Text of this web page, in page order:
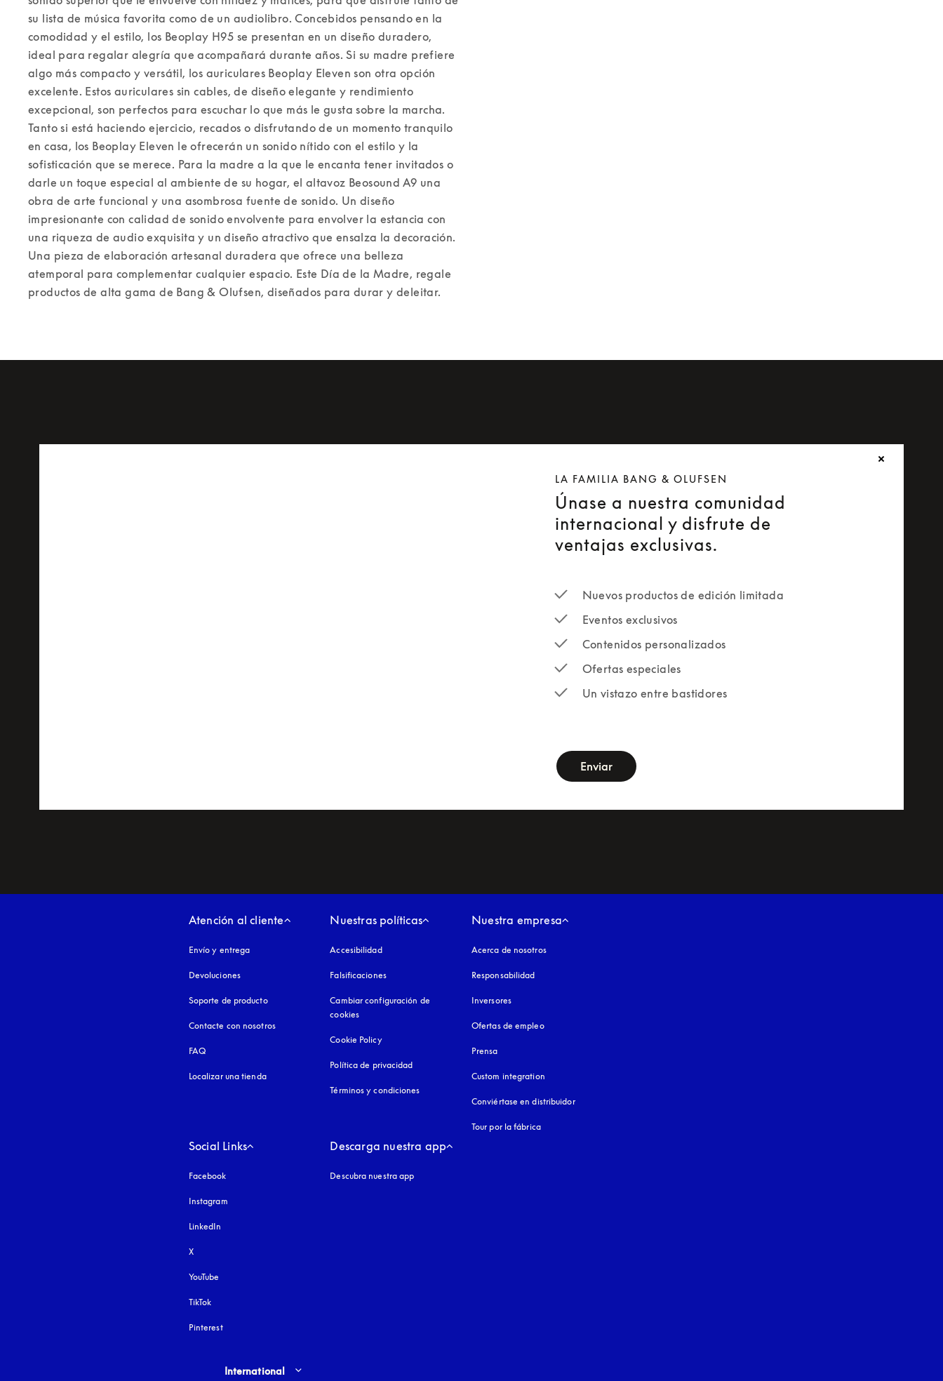
su lista de música favorita como de un audiolibro. Concebidos pensando en la
comodidad y el estilo, los Beoplay H95 se presentan en un diseño duradero,
ideal para regalar alegría que acompañará durante años. Si su madre prefiere
algo más compacto y versátil, los auriculares Beoplay Eleven son otra opción
excelente. Estos auriculares sin cables, de diseño elegante y rendimiento
excepcional, son perfectos para escuchar lo que más le gusta sobre la marcha.
Tanto si está haciendo ejercicio, recados o disfrutando de un momento tranquilo
en casa, los Beoplay Eleven le ofrecerán un sonido nítido con el estilo y la
sofisticación que se merece. Para la madre a la que le encanta tener invitados o
darle un toque especial al ambiente de su hogar, el altavoz Beosound A9 una
obra de arte funcional y una asombrosa fuente de sonido. Un diseño
impresionante con calidad de sonido envolvente para envolver la estancia con
una riqueza de audio exquisita y un diseño atractivo que ensalza la decoración.
Una pieza de elaboración artesanal duradera que ofrece una belleza
atemporal para complementar cualquier espacio. Este Día de la Madre, regale
productos de alta gama de Bang & Olufsen, diseñados para durar y deleitar.
LA FAMILIA BANG & OLUFSEN
Únase a nuestra comunidad
internacional y disfrute de
ventajas exclusivas.
Nuevos productos de edición limitada
Eventos exclusivos
Contenidos personalizados
Ofertas especiales
Un vistazo entre bastidores
Enviar
Atención al cliente
Envío y entrega
Devoluciones
Soporte de producto
Contacte con nosotros
FAQ
Localizar una tienda
Nuestras políticas
Accesibilidadapertura en una pestaña nueva
Falsificacionesapertura en una pestaña nueva
Cambiar configuración de
cookies
Cookie Policyapertura en una pestaña nueva
Política de privacidad
Términos y condiciones
Nuestra empresa
Acerca de nosotros
Responsabilidad
Inversores
Ofertas de empleo
Prensa
Custom integration
Conviértase en distribuidor
Tour por la fábrica
Social Links
Facebook
Instagram
LinkedIn
X
YouTube
TikTok
Pinterest
Descarga nuestra app
Descubra nuestra app
Select country and language
International